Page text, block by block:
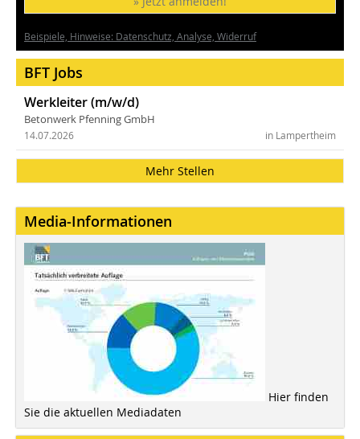
Beispiele, Hinweise: Datenschutz, Analyse, Widerruf
BFT Jobs
Werkleiter (m/w/d)
Betonwerk Pfenning GmbH
in Lampertheim
14.07.2026
Mehr Stellen
Media-Informationen
Hier finden
Sie die aktuellen Mediadaten